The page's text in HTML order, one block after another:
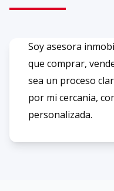
Soy asesora
que comprar,
sea un proceso
por mi cercania,
personalizada.